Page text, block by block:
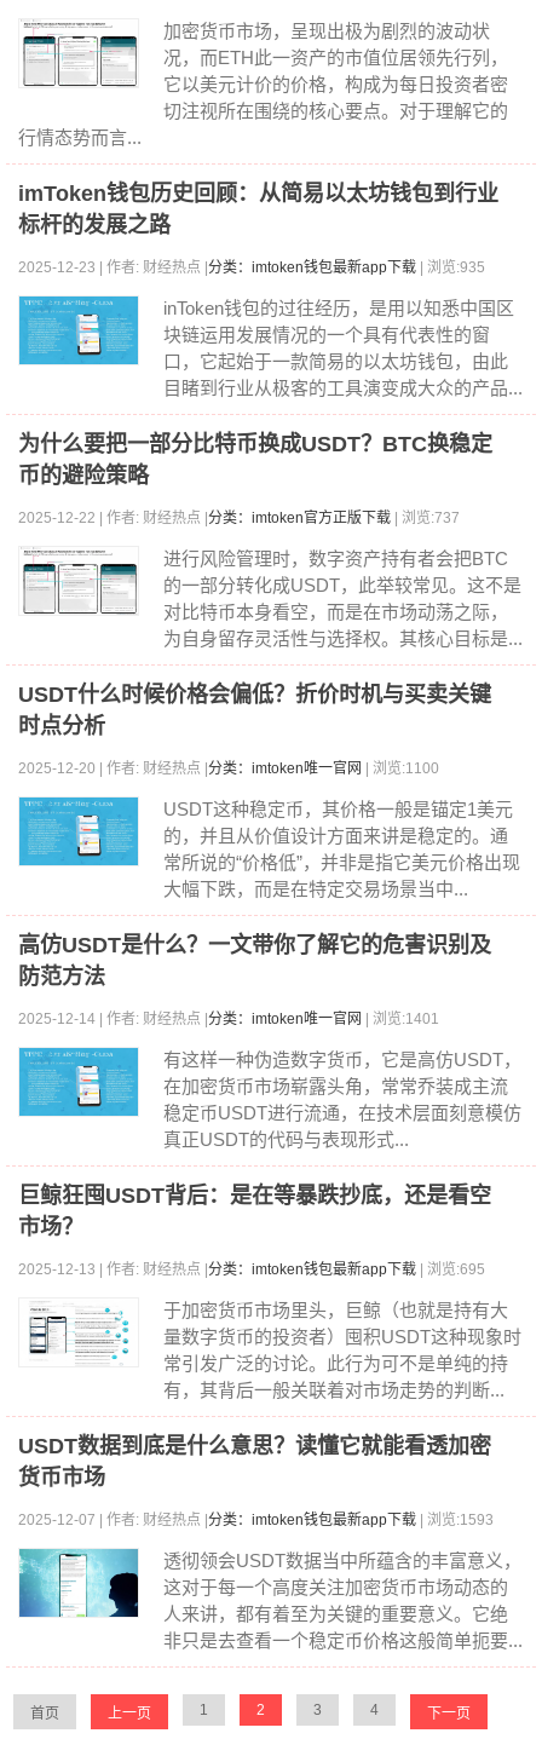
加密货币市场，呈现出极为剧烈的波动状
况，而ETH此一资产的市值位居领先行列，
它以美元计价的价格，构成为每日投资者密
切注视所在围绕的核心要点。对于理解它的
行情态势而言...
imToken钱包历史回顾：从简易以太坊钱包到行业
标杆的发展之路
2025-12-23 | 作者: 财经热点 | 分类：imtoken钱包最新app下载 | 浏览:935
inToken钱包的过往经历，是用以知悉中国区
块链运用发展情况的一个具有代表性的窗
口，它起始于一款简易的以太坊钱包，由此
目睹到行业从极客的工具演变成大众的产品...
为什么要把一部分比特币换成USDT？BTC换稳定
币的避险策略
2025-12-22 | 作者: 财经热点 | 分类：imtoken官方正版下载 | 浏览:737
进行风险管理时，数字资产持有者会把BTC
的一部分转化成USDT，此举较常见。这不是
对比特币本身看空，而是在市场动荡之际，
为自身留存灵活性与选择权。其核心目标是...
USDT什么时候价格会偏低？折价时机与买卖关键
时点分析
2025-12-20 | 作者: 财经热点 | 分类：imtoken唯一官网 | 浏览:1100
USDT这种稳定币，其价格一般是锚定1美元
的，并且从价值设计方面来讲是稳定的。通
常所说的“价格低”，并非是指它美元价格出现
大幅下跌，而是在特定交易场景当中...
高仿USDT是什么？一文带你了解它的危害识别及
防范方法
2025-12-14 | 作者: 财经热点 | 分类：imtoken唯一官网 | 浏览:1401
有这样一种伪造数字货币，它是高仿USDT，
在加密货币市场崭露头角，常常乔装成主流
稳定币USDT进行流通，在技术层面刻意模仿
真正USDT的代码与表现形式...
巨鲸狂囤USDT背后：是在等暴跌抄底，还是看空
市场？
2025-12-13 | 作者: 财经热点 | 分类：imtoken钱包最新app下载 | 浏览:695
于加密货币市场里头，巨鲸（也就是持有大
量数字货币的投资者）囤积USDT这种现象时
常引发广泛的讨论。此行为可不是单纯的持
有，其背后一般关联着对市场走势的判断...
USDT数据到底是什么意思？读懂它就能看透加密
货币市场
2025-12-07 | 作者: 财经热点 | 分类：imtoken钱包最新app下载 | 浏览:1593
透彻领会USDT数据当中所蕴含的丰富意义，
这对于每一个高度关注加密货币市场动态的
人来讲，都有着至为关键的重要意义。它绝
非只是去查看一个稳定币价格这般简单扼要...
首页 上一页 1 2 3 4 下一页